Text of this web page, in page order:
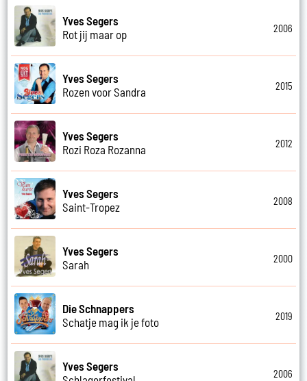
Yves Segers
Rot jij maar op
2006
Yves Segers
Rozen voor Sandra
2015
Yves Segers
Rozi Roza Rozanna
2012
Yves Segers
Saint-Tropez
2008
Yves Segers
Sarah
2000
Die Schnappers
Schatje mag ik je foto
2019
Yves Segers
2006